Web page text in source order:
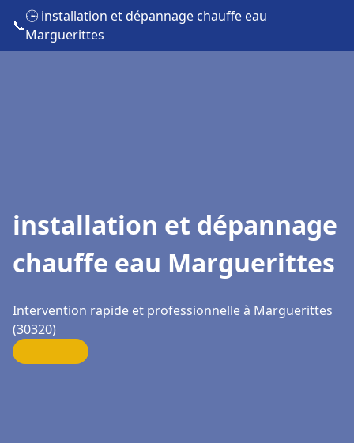
📞
🕒 installation et dépannage chauffe eau
Marguerittes
installation et dépannage
chauffe eau Marguerittes
Intervention rapide et professionnelle à Marguerittes
(30320)